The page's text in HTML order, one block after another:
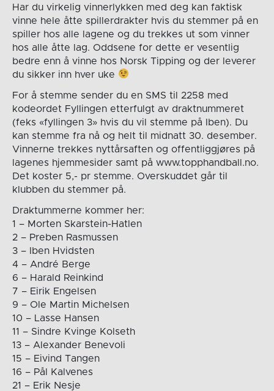
Har du virkelig vinnerlykken med deg kan faktisk
vinne hele åtte spillerdrakter hvis du stemmer på en
spiller hos alle lagene og du trekkes ut som vinner
hos alle åtte lag. Oddsene for dette er vesentlig
bedre enn å vinne hos Norsk Tipping og der leverer
du sikker inn hver uke
For å stemme sender du en SMS til 2258 med
kodeordet Fyllingen etterfulgt av draktnummeret
(feks «fyllingen 3» hvis du vil stemme på Iben). Du
kan stemme fra nå og helt til midnatt 30. desember.
Vinnerne trekkes nyttårsaften og offentliggjøres på
lagenes hjemmesider samt på www.topphandball.no.
Det koster 5,- pr stemme. Overskuddet går til
klubben du stemmer på.
Draktummerne kommer her:
1 – Morten Skarstein-Hatlen
2 – Preben Rasmussen
3 – Iben Hvidsten
4 – André Berge
6 – Harald Reinkind
7 – Eirik Engelsen
9 – Ole Martin Michelsen
10 – Lasse Hansen
11 – Sindre Kvinge Kolseth
13 – Alexander Benevoli
15 – Eivind Tangen
16 – Pål Kalvenes
21 – Erik Nesje